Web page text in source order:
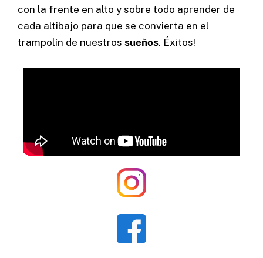
con la frente en alto y sobre todo aprender de
cada altibajo para que se convierta en el
trampolín de nuestros sueños. Éxitos!